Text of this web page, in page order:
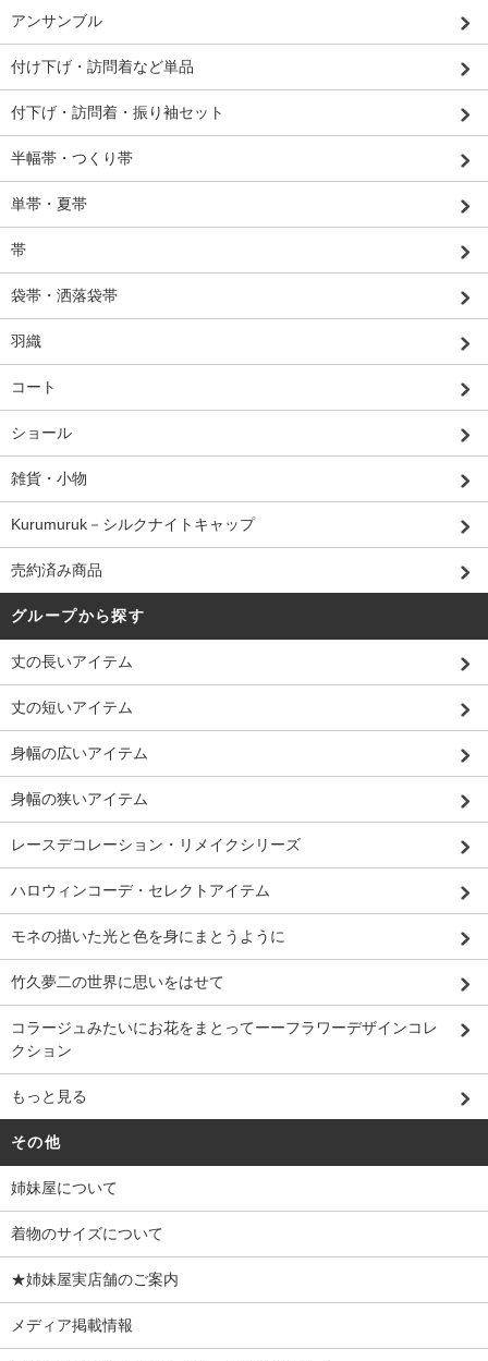
アンサンブル
付け下げ・訪問着など単品
付下げ・訪問着・振り袖セット
半幅帯・つくり帯
単帯・夏帯
帯
袋帯・洒落袋帯
羽織
コート
ショール
雑貨・小物
Kurumuruk－シルクナイトキャップ
売約済み商品
グループから探す
丈の長いアイテム
丈の短いアイテム
身幅の広いアイテム
身幅の狭いアイテム
レースデコレーション・リメイクシリーズ
ハロウィンコーデ・セレクトアイテム
モネの描いた光と色を身にまとうように
竹久夢二の世界に思いをはせて
コラージュみたいにお花をまとってーーフラワーデザインコレ
クション
もっと見る
その他
姉妹屋について
着物のサイズについて
★姉妹屋実店舗のご案内
メディア掲載情報